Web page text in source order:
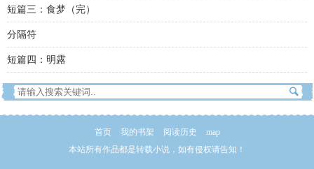
短篇三：食梦（完）
分隔符
短篇四：明露
首页 我的书架 阅读历史
map
本站所有作品都是转载小说，如有侵权请告知！